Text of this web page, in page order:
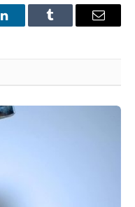
LinkedInTumblr Email